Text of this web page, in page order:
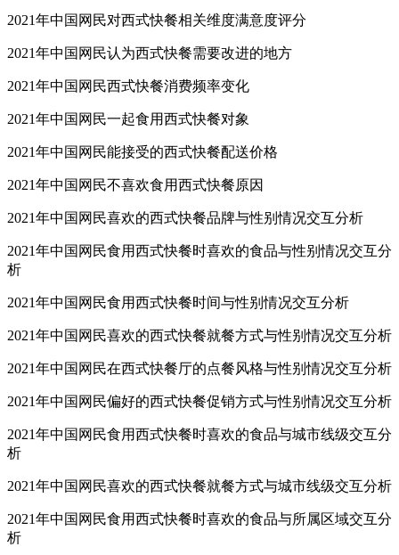
2021年中国网民对西式快餐相关维度满意度评分
2021年中国网民认为西式快餐需要改进的地方
2021年中国网民西式快餐消费频率变化
2021年中国网民一起食用西式快餐对象
2021年中国网民能接受的西式快餐配送价格
2021年中国网民不喜欢食用西式快餐原因
2021年中国网民喜欢的西式快餐品牌与性别情况交互分析
2021年中国网民食用西式快餐时喜欢的食品与性别情况交互分
析
2021年中国网民食用西式快餐时间与性别情况交互分析
2021年中国网民喜欢的西式快餐就餐方式与性别情况交互分析
2021年中国网民在西式快餐厅的点餐风格与性别情况交互分析
2021年中国网民偏好的西式快餐促销方式与性别情况交互分析
2021年中国网民食用西式快餐时喜欢的食品与城市线级交互分
析
2021年中国网民喜欢的西式快餐就餐方式与城市线级交互分析
2021年中国网民食用西式快餐时喜欢的食品与所属区域交互分
析